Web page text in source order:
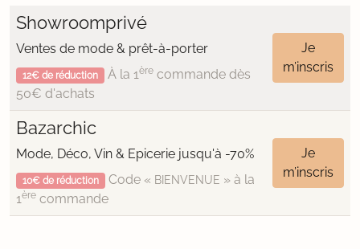
Showroomprivé
Ventes de mode & prêt-à-porter
12€ de réduction À la 1èrecommande dès
50€ d'achats
Je
m’inscris
Bazarchic
Mode, Déco, Vin & Epicerie jusqu'à -70%
10€ de réduction Code « BIENVENUE » à la
1ère commande
Je
m’inscris